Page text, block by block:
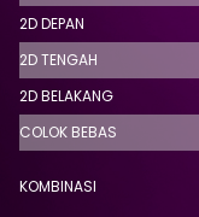
2D DEPAN
2D TENGAH
2D BELAKANG
COLOK BEBAS
KOMBINASI